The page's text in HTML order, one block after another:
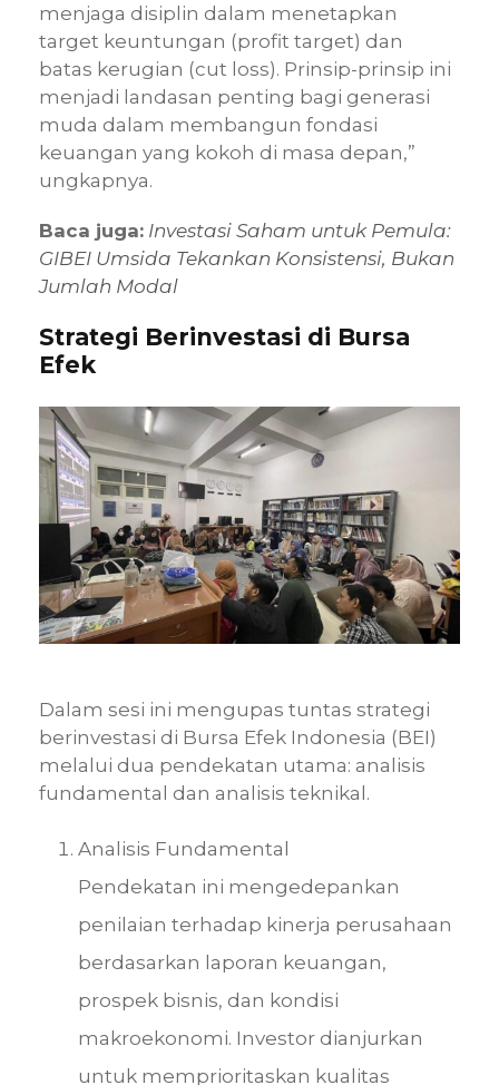
menjaga disiplin dalam menetapkan
target keuntungan (profit target) dan
batas kerugian (cut loss). Prinsip-prinsip ini
menjadi landasan penting bagi generasi
muda dalam membangun fondasi
keuangan yang kokoh di masa depan,”
ungkapnya.
Baca juga: Investasi Saham untuk Pemula:
GIBEI Umsida Tekankan Konsistensi, Bukan
Jumlah Modal
Strategi Berinvestasi di Bursa
Efek
Dalam sesi ini mengupas tuntas strategi
berinvestasi di Bursa Efek Indonesia (BEI)
melalui dua pendekatan utama: analisis
fundamental dan analisis teknikal.
Analisis Fundamental
Pendekatan ini mengedepankan
penilaian terhadap kinerja perusahaan
berdasarkan laporan keuangan,
prospek bisnis, dan kondisi
makroekonomi. Investor dianjurkan
untuk memprioritaskan kualitas